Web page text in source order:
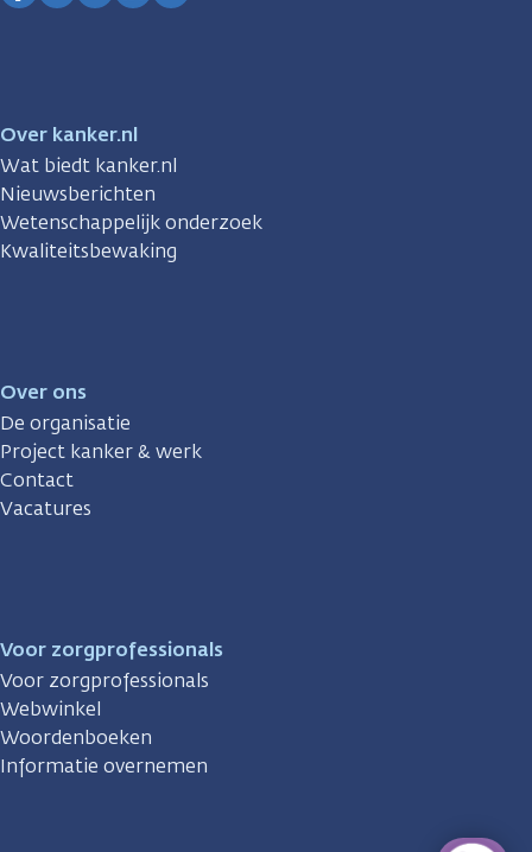
Over kanker.nl
Wat biedt kanker.nl
Nieuwsberichten
Wetenschappelijk onderzoek
Kwaliteitsbewaking
Over ons
De organisatie
Project kanker & werk
Contact
Vacatures
Voor zorgprofessionals
Voor zorgprofessionals
Webwinkel
Woordenboeken
Informatie overnemen